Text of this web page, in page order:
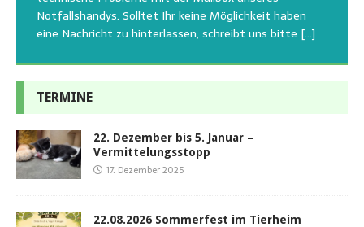
Notfallshandys. Solltet Ihr keine Möglichkeit haben
eine Nachricht zu hinterlassen, schreibt uns bitte […]
oder[…]
emotionalen Stress bei Begegnung[…]
TERMINE
22. Dezember bis 5. Januar –
Vermittelungsstopp
17. Dezember 2025
22.08.2026 Sommerfest im Tierheim